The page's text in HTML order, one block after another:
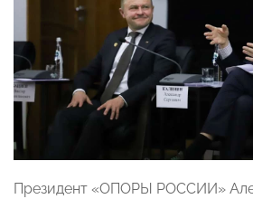
Президент «ОПОРЫ РОССИИ»